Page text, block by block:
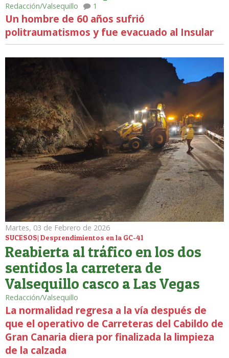
Redacción/Valsequillo 1
Un hombre de 60 años sufrió
politraumatismos y fue evacuado al Insular
Martes, 03 de Febrero de 2026
SUCESOS| Desprendimientos en la GC-41
Reabierta al tráfico en los dos
sentidos la carretera de
Valsequillo casco a Las Vegas
Redacción/Valsequillo
La normalidad regresa a la vía después de
que el operativo de Carreteras del Cabildo de
Gran Canaria diera por finalizada la limpieza
de la calzada